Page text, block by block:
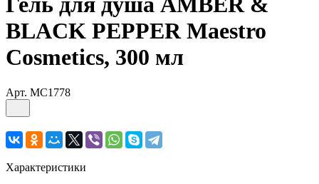
BLACK PEPPER Maestro
Cosmetics, 300 мл
Арт. MC1778
Характеристики